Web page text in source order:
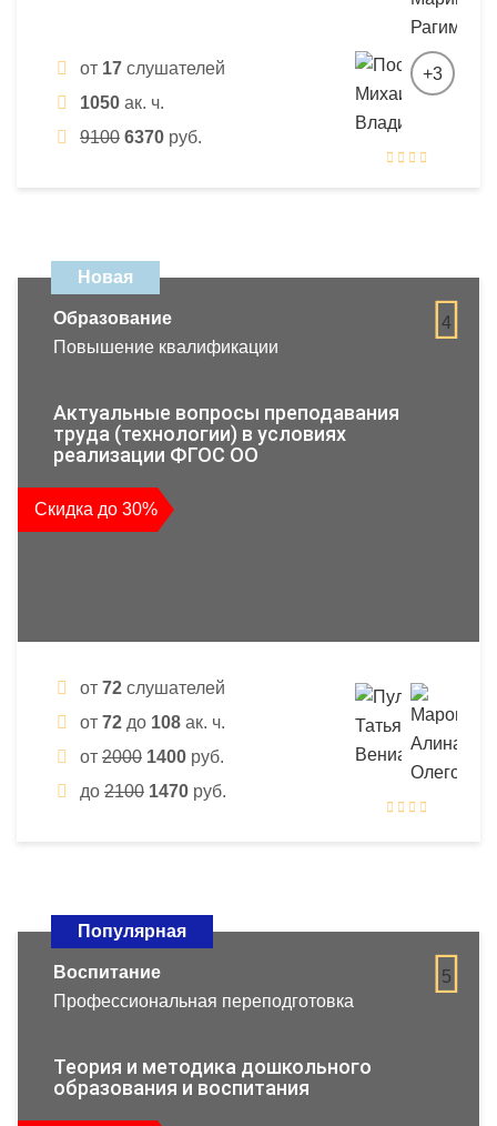
от 17 слушателей
1050 ак. ч.
9100 6370 руб.
+3
Новая
4
Образование
Повышение квалификации
Актуальные вопросы преподавания
труда (технологии) в условиях
реализации ФГОС ОО
Скидка до 30%
от 72 слушателей
от 72 до 108 ак. ч.
от 2000 1400 руб.
до 2100 1470 руб.
Популярная
5
Воспитание
Профессиональная переподготовка
Теория и методика дошкольного
образования и воспитания